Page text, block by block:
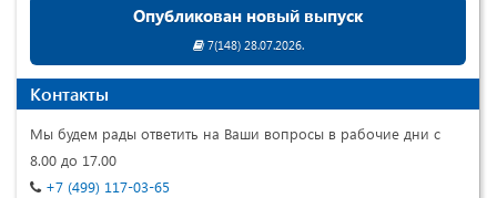
Опубликован новый выпуск
7(148) 28.07.2026.
Контакты
Мы будем рады ответить на Ваши вопросы в рабочие дни с
8.00 до 17.00
+7 (499) 117-03-65